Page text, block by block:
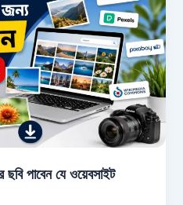
পাবেন যে ওয়েবসাইট